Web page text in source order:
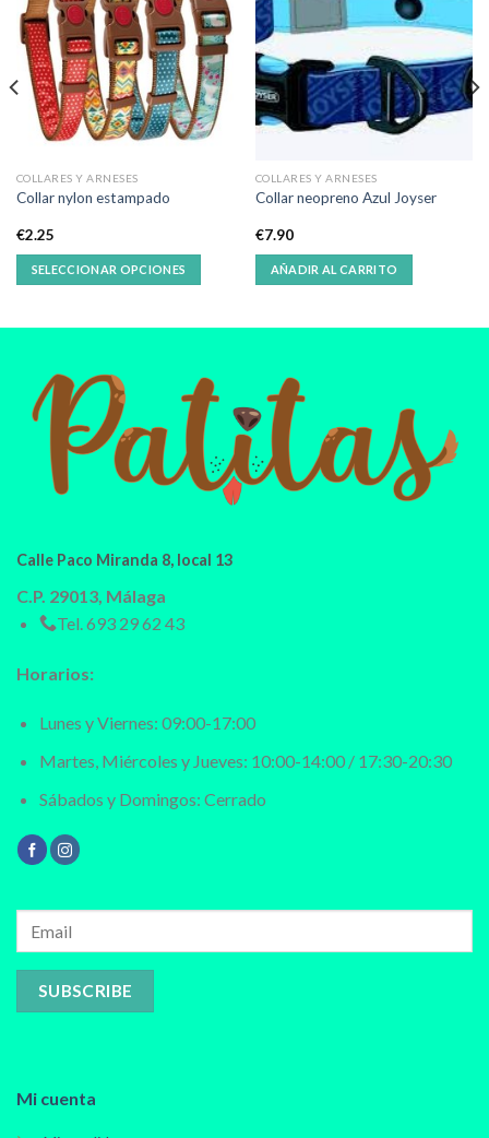
COLLARES Y ARNESES
Collar nylon estampado
€2.25
SELECCIONAR OPCIONES
COLLARES Y ARNESES
Collar neopreno Azul Joyser
€7.90
AÑADIR AL CARRITO
Calle Paco Miranda 8, local 13
C.P. 29013, Málaga
Tel.693 29 62 43
Horarios:
Lunes y Viernes: 09:00-17:00
Martes, Miércoles y Jueves: 10:00-14:00 / 17:30-20:30
Sábados y Domingos: Cerrado
Mi cuenta